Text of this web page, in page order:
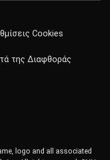
Cookies
της Διαφθοράς
logo and all associated